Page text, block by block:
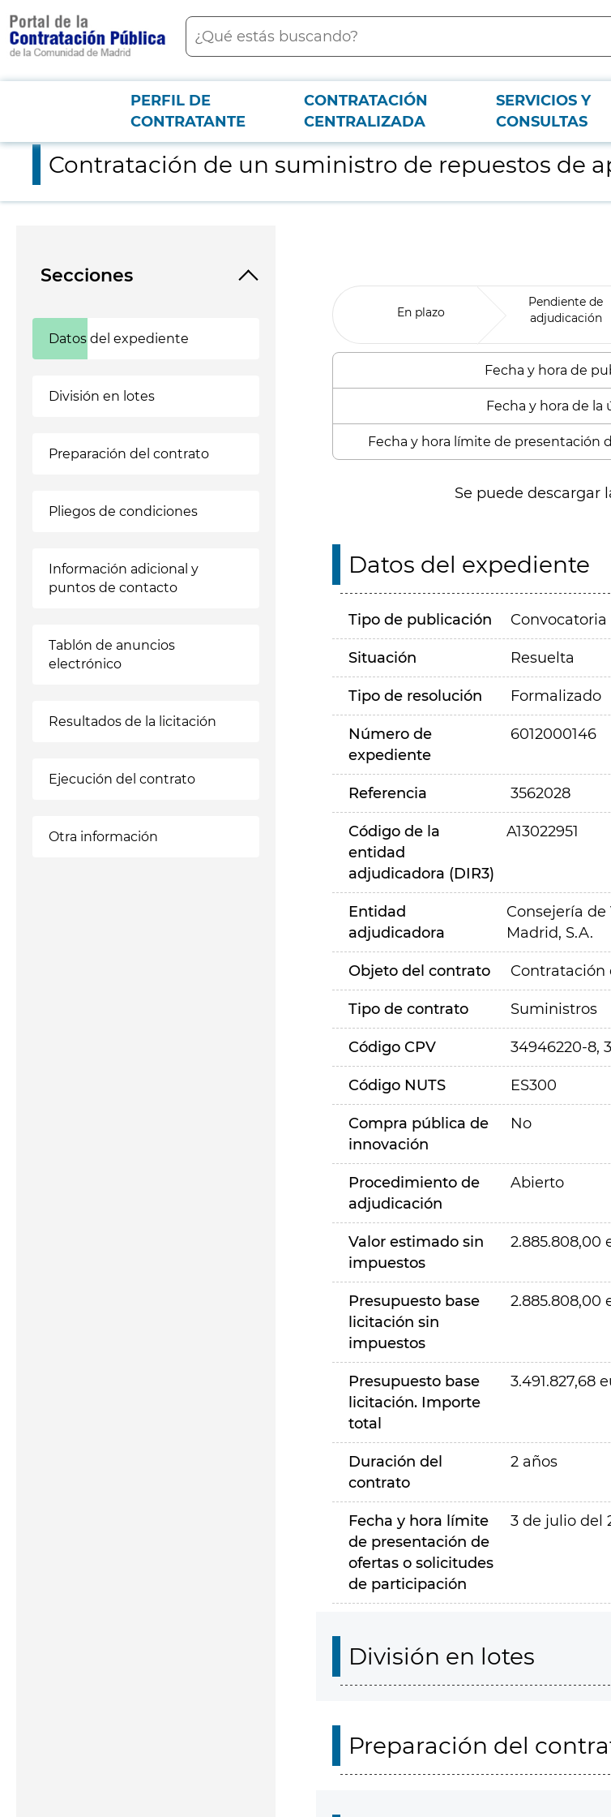
contenido
principal
Buscar
Menú PCON
PERFIL DE
CONTRATANTE
CONTRATACIÓN
CENTRALIZADA
SERVICIOS Y
CONSULTAS
Contratación de un suministro de repuestos de aparatos de vía
Contratación de un suministro de repuestos de
Secciones
Datos del expediente
División en lotes
Preparación del contrato
Pliegos de condiciones
Información adicional y
puntos de contacto
Tablón de anuncios
electrónico
Resultados de la licitación
Ejecución del contrato
Otra información
En plazo
Pendiente de
adjudicación
Fecha y hora de
Fecha y hora de la
Fecha y hora límite de presentación
Se puede descargar
Datos del expediente
Tipo de publicación
Situación Resuelta
Tipo de resolución Formalizado
Número de
expediente
6012000146
Referencia 3562028
Código de la
entidad
adjudicadora (DIR3)
A13022951
Entidad
adjudicadora
Consejería
Madrid, S.A.
Objeto del contrato Contratación
Tipo de contrato Suministros
Código CPV 34946220-8,
Código NUTS ES300
Compra pública de
innovación
No
Procedimiento de
adjudicación
Abierto
Valor estimado sin
impuestos
2.885.808,00
Presupuesto base
licitación sin
impuestos
2.885.808,00
Presupuesto base
licitación. Importe
total
3.491.827,68
Duración del
contrato
2 años
Fecha y hora límite
de presentación de
ofertas o solicitudes
de participación
3 de julio del
División en lotes
Preparación del